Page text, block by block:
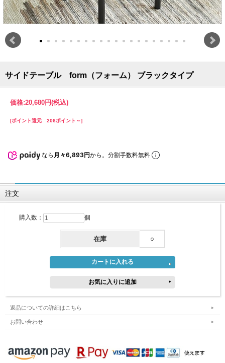
サイドテーブル form（フォーム） ブラックタイプ
価格:20,680円(税込)
[ポイント還元 206ポイント～]
なら 月々6,893円から。分割手数料無料
注文
購入数： 個
在庫 ○
返品についての詳細はこちら
お問い合わせ